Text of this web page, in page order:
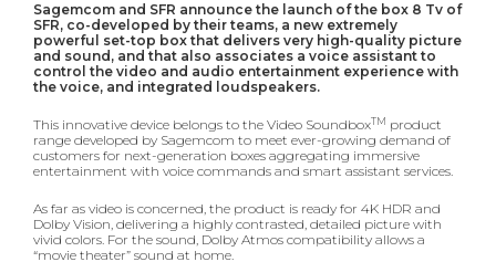
Sagemcom and SFR announce the launch of the box 8 Tv of
SFR, co-developed by their teams, a new extremely
powerful set-top box that delivers very high-quality picture
and sound, and that also associates a voice assistant to
control the video and audio entertainment experience with
the voice, and integrated loudspeakers.
This innovative device belongs to the Video SoundboxTM product
range developed by Sagemcom to meet ever-growing demand of
customers for next-generation boxes aggregating immersive
entertainment with voice commands and smart assistant services.
As far as video is concerned, the product is ready for 4K HDR and
Dolby Vision, delivering a highly contrasted, detailed picture with
vivid colors. For the sound, Dolby Atmos compatibility allows a
“movie theater” sound at home.